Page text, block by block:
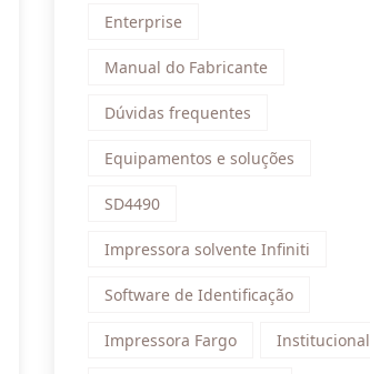
Enterprise
Manual do Fabricante
Dúvidas frequentes
Equipamentos e soluções
SD4490
Impressora solvente Infiniti
Software de Identificação
Impressora Fargo Institucional